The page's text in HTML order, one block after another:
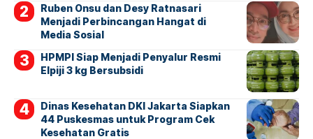
Ruben Onsu dan Desy Ratnasari
Menjadi Perbincangan Hangat di
Media Sosial
HPMPI Siap Menjadi Penyalur Resmi
Elpiji 3 kg Bersubsidi
Dinas Kesehatan DKI Jakarta Siapkan
44 Puskesmas untuk Program Cek
Kesehatan Gratis